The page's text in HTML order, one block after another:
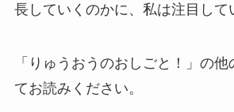
長していくのかに、私は注目して
「りゅうおうのおしごと！」の
てお読みください。